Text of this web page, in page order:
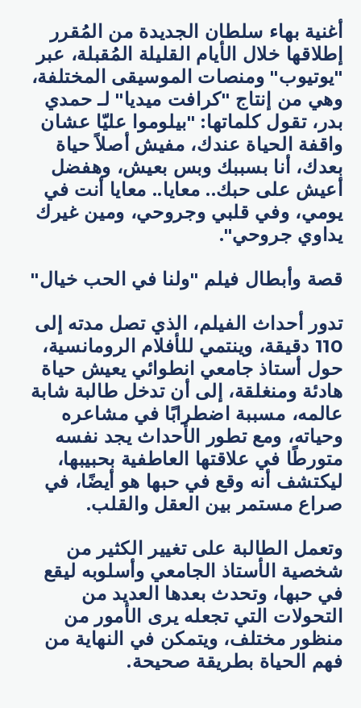
أغنية بهاء سلطان الجديدة من المُقرر
إطلاقها خلال الأيام القليلة المُقبلة، عبر
"يوتيوب" ومنصات الموسيقى المختلفة،
وهي من إنتاج "كرافت ميديا" لـ حمدي
بدر، تقول كلماتها: "بيلوموا عليّا عشان
واقفة الحياة عندك، مفيش أصلاً حياة
بعدك، أنا بسببك وبس بعيش، وهفضل
أعيش على حبك.. معايا.. معايا أنت في
يومي، وفي قلبي وجروحي، ومين غيرك
يداوي جروحي".
قصة وأبطال فيلم "ولنا في الحب خيال"
تدور أحداث الفيلم، الذي تصل مدته إلى
110 دقيقة، وينتمي للأفلام الرومانسية،
حول أستاذ جامعي انطوائي يعيش حياة
هادئة ومنغلقة، إلى أن تدخل طالبة شابة
عالمه، مسببة اضطرابًا في مشاعره
وحياته، ومع تطور الأحداث يجد نفسه
متورطًا في علاقتها العاطفية بحبيبها،
ليكتشف أنه وقع في حبها هو أيضًا، في
صراع مستمر بين العقل والقلب.
وتعمل الطالبة على تغيير الكثير من
شخصية الأستاذ الجامعي وأسلوبه ليقع
في حبها، وتحدث بعدها العديد من
التحولات التي تجعله يرى الأمور من
منظور مختلف، ويتمكن في النهاية من
فهم الحياة بطريقة صحيحة.